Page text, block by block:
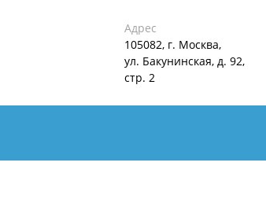
Адрес
105082, г. Москва,
ул. Бакунинская, д. 92,
стр. 2